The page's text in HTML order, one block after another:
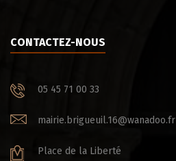
CONTACTEZ-NOUS
05 45 71 00 33
mairie.brigueuil.16@wanadoo.fr
Place de la Liberté